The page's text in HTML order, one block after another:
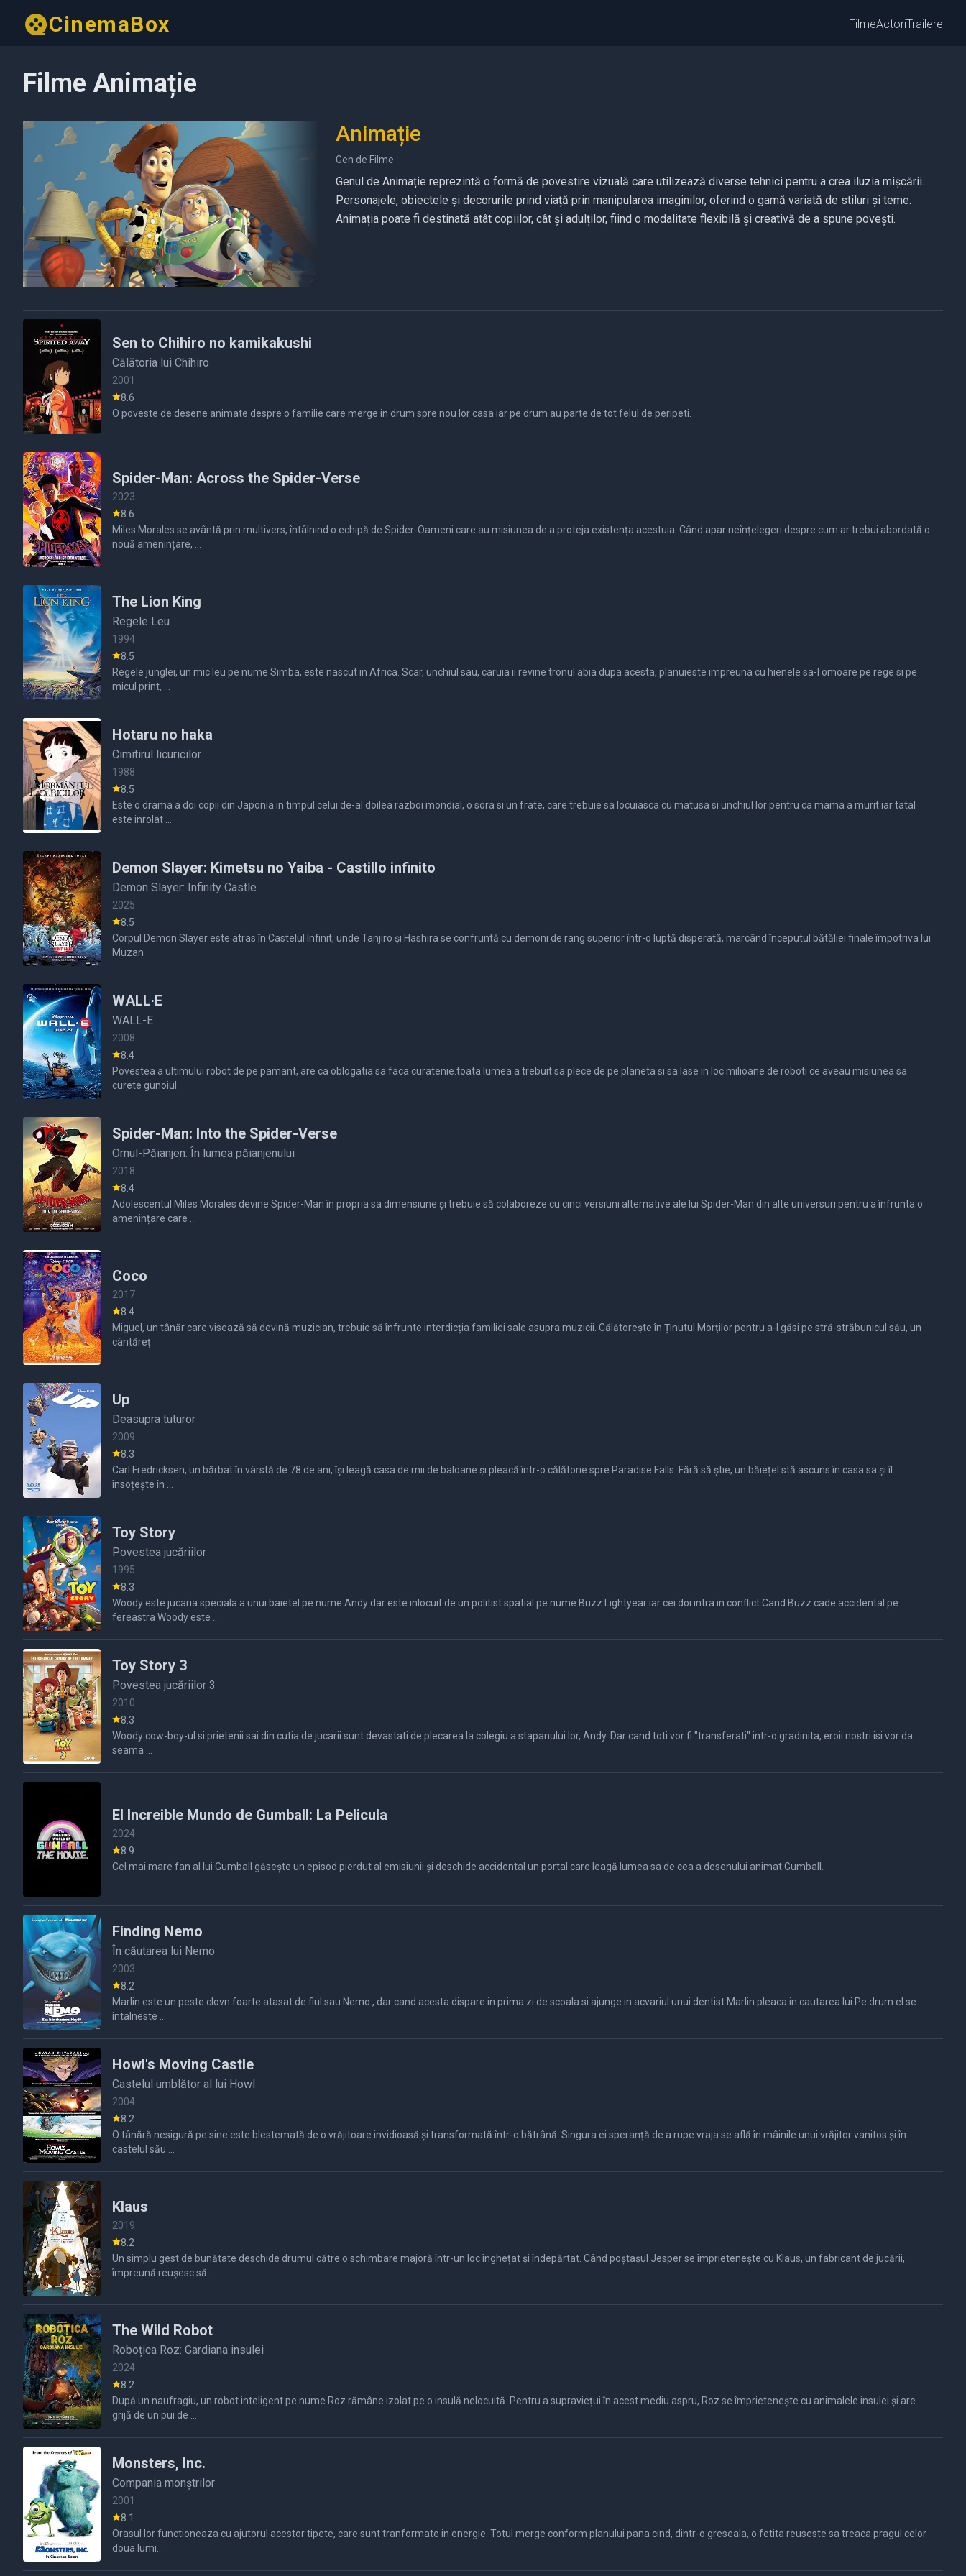
CinemaBox FilmeActoriTrailere
Filme Animație
Animație
Gen de Filme
Genul de Animație reprezintă o formă de povestire vizuală care utilizează diverse tehnici pentru a crea iluzia mișcării.
Personajele, obiectele și decorurile prind viață prin manipularea imaginilor, oferind o gamă variată de stiluri și teme.
Animația poate fi destinată atât copiilor, cât și adulților, fiind o modalitate flexibilă și creativă de a spune povești.
Sen to Chihiro no kamikakushi
Călătoria lui Chihiro
2001
8.6
O poveste de desene animate despre o familie care merge in drum spre nou lor casa iar pe drum au parte de tot felul de peripeti.
Spider-Man: Across the Spider-Verse
2023
8.6
Miles Morales se avântă prin multivers, întâlnind o echipă de Spider-Oameni care au misiunea de a proteja existența acestuia. Când apar neînțelegeri despre cum ar trebui abordată o
The Lion King
Regele Leu
1994
8.5
Regele junglei, un mic leu pe nume Simba, este nascut in Africa. Scar, unchiul sau, caruia ii revine tronul abia dupa acesta, planuieste impreuna cu hienele sa-l omoare pe rege si pe
Hotaru no haka
Cimitirul licuricilor
1988
8.5
Este o drama a doi copii din Japonia in timpul celui de-al doilea razboi mondial, o sora si un frate, care trebuie sa locuiasca cu matusa si unchiul lor pentru ca mama a murit iar tatal
Demon Slayer: Kimetsu no Yaiba - Castillo infinito
Demon Slayer: Infinity Castle
2025
8.5
Corpul Demon Slayer este atras în Castelul Infinit, unde Tanjiro și Hashira se confruntă cu demoni de rang superior într-o luptă disperată, marcând începutul bătăliei finale împotriva lui
Muzan
WALL·E
WALL-E
2008
8.4
Povestea a ultimului robot de pe pamant, are ca oblogatia sa faca curatenie.toata lumea a trebuit sa plece de pe planeta si sa lase in loc milioane de roboti ce aveau misiunea sa
curete gunoiul
Spider-Man: Into the Spider-Verse
Omul-Păianjen: În lumea păianjenului
2018
8.4
Adolescentul Miles Morales devine Spider-Man în propria sa dimensiune și trebuie să colaboreze cu cinci versiuni alternative ale lui Spider-Man din alte universuri pentru a înfrunta o
Coco
2017
8.4
Miguel, un tânăr care visează să devină muzician, trebuie să înfrunte interdicția familiei sale asupra muzicii. Călătorește în Ținutul Morților pentru a-l găsi pe stră-străbunicul său, un
cântăreț
Up
Deasupra tuturor
2009
8.3
Carl Fredricksen, un bărbat în vârstă de 78 de ani, își leagă casa de mii de baloane și pleacă într-o călătorie spre Paradise Falls. Fără să știe, un băiețel stă ascuns în casa sa și îl
Toy Story
Povestea jucăriilor
1995
8.3
Woody este jucaria speciala a unui baietel pe nume Andy dar este inlocuit de un politist spatial pe nume Buzz Lightyear iar cei doi intra in conflict.Cand Buzz cade accidental pe
fereastra Woody este ...
Toy Story 3
Povestea jucăriilor 3
2010
8.3
Woody cow-boy-ul si prietenii sai din cutia de jucarii sunt devastati de plecarea la colegiu a stapanului lor, Andy. Dar cand toti vor fi "transferati" intr-o gradinita, eroii nostri isi vor da
El Increible Mundo de Gumball: La Pelicula
2024
8.9
Cel mai mare fan al lui Gumball găsește un episod pierdut al emisiunii și deschide accidental un portal care leagă lumea sa de cea a desenului animat Gumball.
Finding Nemo
În căutarea lui Nemo
2003
8.2
Marlin este un peste clovn foarte atasat de fiul sau Nemo , dar cand acesta dispare in prima zi de scoala si ajunge in acvariul unui dentist Marlin pleaca in cautarea lui.Pe drum el se
Howl's Moving Castle
Castelul umblător al lui Howl
2004
8.2
O tânără nesigură pe sine este blestemată de o vrăjitoare invidioasă și transformată într-o bătrână. Singura ei speranță de a rupe vraja se află în mâinile unui vrăjitor vanitos și în
Klaus
2019
8.2
Un simplu gest de bunătate deschide drumul către o schimbare majoră într-un loc înghețat și îndepărtat. Când poștașul Jesper se împrietenește cu Klaus, un fabricant de jucării,
The Wild Robot
Roboțica Roz: Gardiana insulei
2024
8.2
După un naufragiu, un robot inteligent pe nume Roz rămâne izolat pe o insulă nelocuită. Pentru a supraviețui în acest mediu aspru, Roz se împrietenește cu animalele insulei și are
Monsters, Inc.
Compania monștrilor
2001
8.1
Orasul lor functioneaza cu ajutorul acestor tipete, care sunt tranformate in energie. Totul merge conform planului pana cind, dintr-o greseala, o fetita reuseste sa treaca pragul celor
doua lumi...